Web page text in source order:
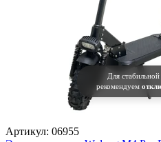
Для
рекомендуем
Артикул: 06955